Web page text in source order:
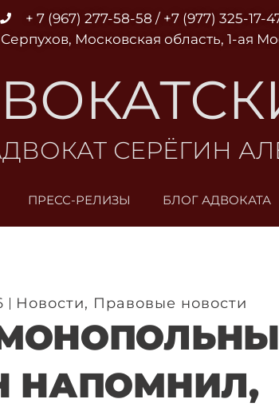
+ 7 (967) 277-58-58 / +7 (977) 325-17-
Московская область, 1-ая
СЕРЁГИН
ПРЕСС-РЕЛИЗЫ БЛОГ АДВОКАТА
Новости, Правовые новости
НАПОМНИЛ,